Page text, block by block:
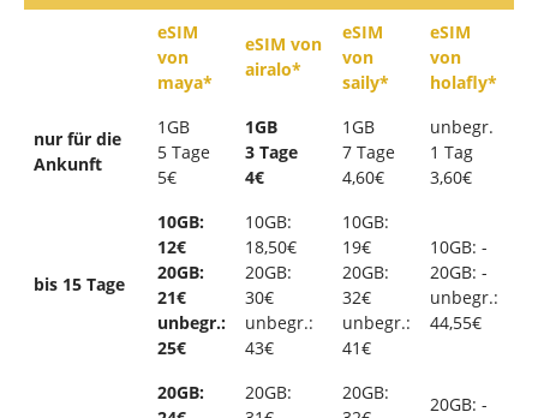
eSIM
von
maya*
eSIM von
airalo*
eSIM
von
saily*
eSIM
von
holafly*
nur für die
Ankunft
1GB
5 Tage
5€
1GB
3 Tage
4€
1GB
7 Tage
4,60€
unbegr.
1 Tag
3,60€
bis 15 Tage
10GB:
12€
20GB:
21€
unbegr.:
25€
10GB:
18,50€
20GB:
30€
unbegr.:
43€
10GB:
19€
20GB:
32€
unbegr.:
41€
10GB: -
20GB: -
unbegr.:
44,55€
20GB:
20GB:
20GB:
20GB: -